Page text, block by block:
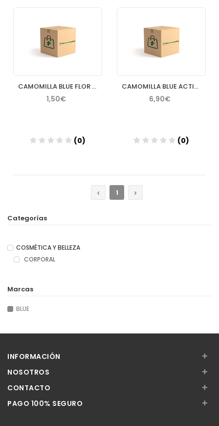
CAMOMILLA BLUE FLOR DI CAMOMILLA CHAMPU HIDRATA ILUMINA 50ML
1,50€
(0)
CAMOMILLA BLUE ACTIVE GEL INTIMO PH 3.5 300ML
6,90€
(0)
1
Categorías
COSMÉTICA Y BELLEZA
CORPORAL
Marcas
BLUE
INFORMACIÓN +
NOSOTROS +
CONTACTO +
PAGO 100% SEGURO +